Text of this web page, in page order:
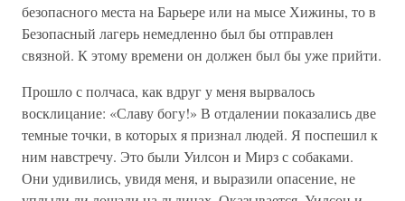
безопасного места на Барьере или на мысе Хижины, то в
Безопасный лагерь немедленно был бы отправлен
связной. К этому времени он должен был бы уже прийти.
Прошло с полчаса, как вдруг у меня вырвалось
восклицание: «Славу богу!» В отдалении показались две
темные точки, в которых я признал людей. Я поспешил к
ним навстречу. Это были Уилсон и Мирз с собаками.
Они удивились, увидя меня, и выразили опасение, не